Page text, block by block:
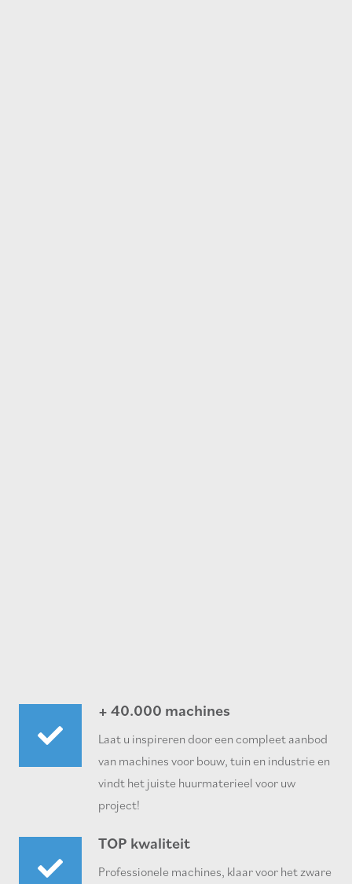
+ 40.000 machines
Laat u inspireren door een compleet aanbod
van machines voor bouw, tuin en industrie en
vindt het juiste huurmaterieel voor uw
project!
TOP kwaliteit
Professionele machines, klaar voor het zware